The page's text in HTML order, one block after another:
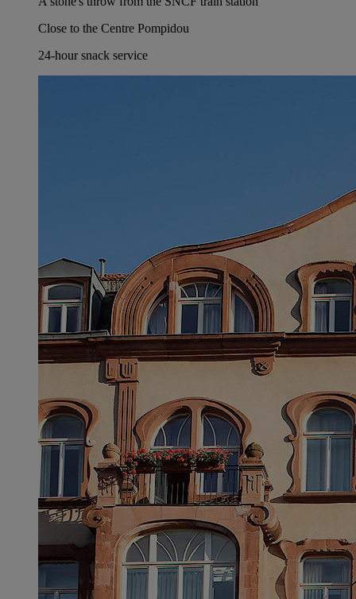
Close to the Centre Pompidou
24-hour snack service